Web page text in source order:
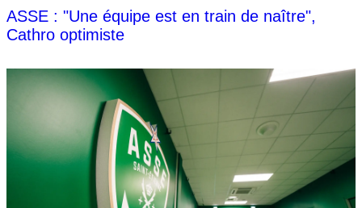
ASSE : "Une équipe est en train de naître",
Cathro optimiste